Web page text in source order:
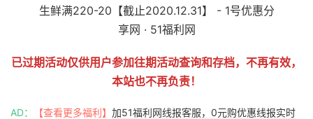
已过期活动仅供用户参加往期活动查询和存档，不再有效，
本站也不再负责！
AD： 【查看更多福利】 加51福利网线报客服，0元购优惠线报实时